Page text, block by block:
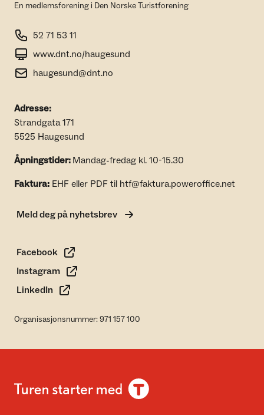
En medlemsforening i Den Norske Turistforening
52 71 53 11
www.dnt.no/haugesund
haugesund@dnt.no
Adresse:
Strandgata 171
5525 Haugesund
Åpningstider: Mandag-fredag kl. 10-15.30
Faktura: EHF eller PDF til htf@faktura.poweroffice.net
Meld deg på nyhetsbrev
Facebook
Instagram
LinkedIn
Organisasjonsnummer: 971 157 100